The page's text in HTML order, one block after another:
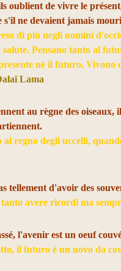
oublient de vivre le
ne devaient jamais
di piú negli uomini
Pensano tanto al
né il futuro. Vivono
Lama
au règne des oiseaux,
regno degli uccelli,
tellement d'avoir des
avere ricordi ma
l'avenir est un oeuf
il futuro è un uovo da